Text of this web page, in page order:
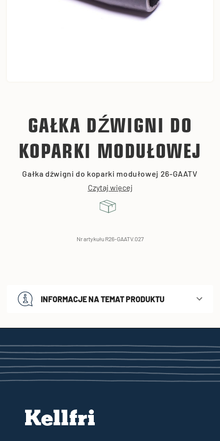
GAŁKA DŹWIGNI DO
KOPARKI MODUŁOWEJ
Gałka dźwigni do koparki modułowej 26-GAATV
Czytaj więcej
Nr artykułu R26-GAATV.027
INFORMACJE NA TEMAT PRODUKTU